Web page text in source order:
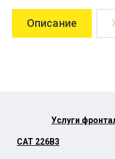
Описание
CAT 226B3
Услуги